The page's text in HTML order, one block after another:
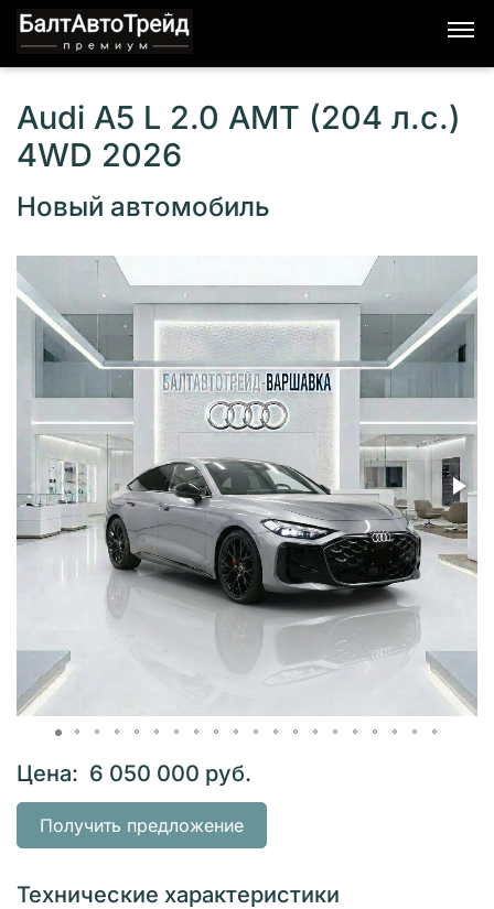
Audi A5 L 2.0 AMT (204 л.с.)
4WD 2026
Новый автомобиль
Цена: 6 050 000 руб.
Получить предложение
Технические характеристики